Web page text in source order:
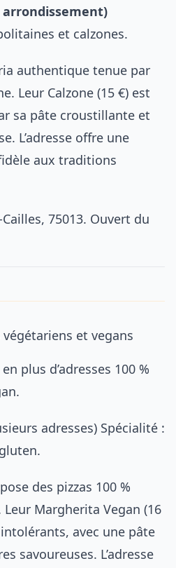
arrondissement)
et calzones.
authentique tenue par
Leur Calzone (15 €) est
sa pâte croustillante et
L’adresse offre une
aux traditions
75013. Ouvert du
et vegans
plus d’adresses 100 %
adresses) Spécialité :
des pizzas 100 %
Margherita Vegan (16
avec une pâte
savoureuses. L’adresse